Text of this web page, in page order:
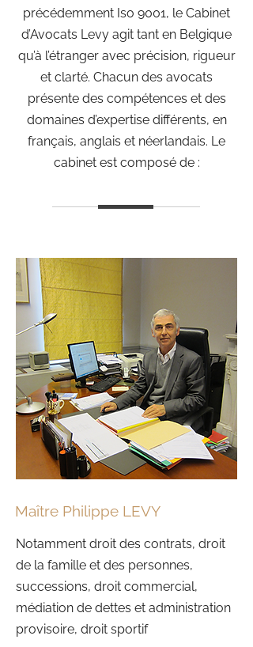
précédemment Iso 9001, le Cabinet
d’Avocats Levy agit tant en Belgique
qu’à l’étranger avec précision, rigueur
et clarté. Chacun des avocats
présente des compétences et des
domaines d’expertise différents, en
français, anglais et néerlandais. Le
cabinet est composé de :
Maître Philippe LEVY
Notamment droit des contrats, droit
de la famille et des personnes,
successions, droit commercial,
médiation de dettes et administration
provisoire, droit sportif